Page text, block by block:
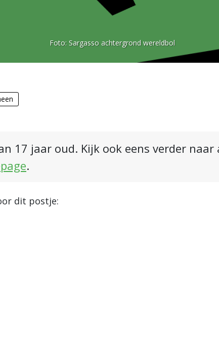
Foto: Sargasso achtergrond wereldbol
17 jaar oud. Kijk ook eens verder
.
dit postje: